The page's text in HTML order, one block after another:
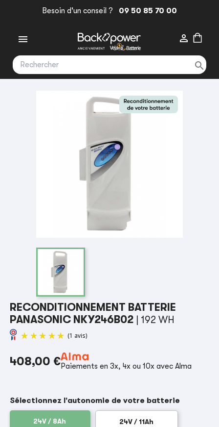
Besoin d'un conseil ? 09 50 85 70 00
 

RECONDITIONNEMENT BATTERIE
PANASONIC NKY246B02
| 192 WH
408,00 €Paiements en 3x, 4x ou 10x avec Alma
Sélectionnez l'autonomie de votre batterie
24V / 8Ah
24V / 11Ah